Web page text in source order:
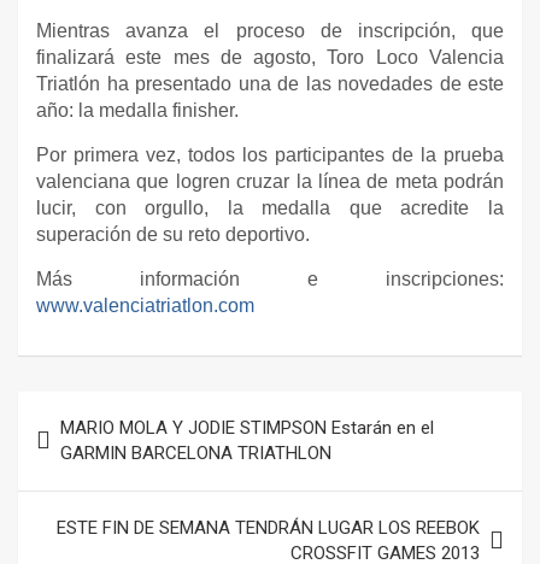
Mientras avanza el proceso de inscripción, que
finalizará este mes de agosto, Toro Loco Valencia
Triatlón ha presentado una de las novedades de este
año: la medalla finisher.
Por primera vez, todos los participantes de la prueba
valenciana que logren cruzar la línea de meta podrán
lucir, con orgullo, la medalla que acredite la
superación de su reto deportivo.
Más información e inscripciones:
www.valenciatriatlon.com
de
entradas
MARIO MOLA Y JODIE STIMPSON Estarán en el
GARMIN BARCELONA TRIATHLON
ESTE FIN DE SEMANA TENDRÁN LUGAR LOS REEBOK
CROSSFIT GAMES 2013